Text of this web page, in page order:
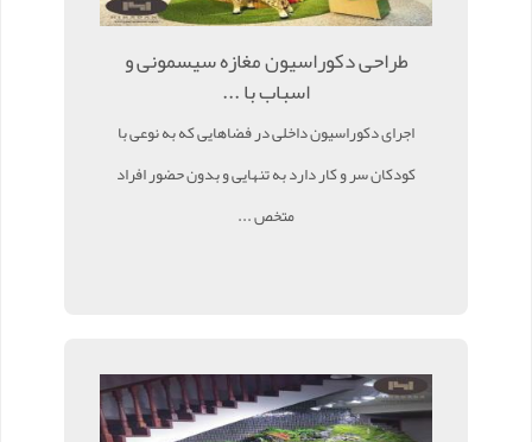
طراحی دکوراسیون مغازه سیسمونی و
اسباب با ...
اجرای دکوراسیون داخلی در فضاهایی که به نوعی با
کودکان سر و کار دارد به تنهایی و بدون حضور افراد
متخص ...